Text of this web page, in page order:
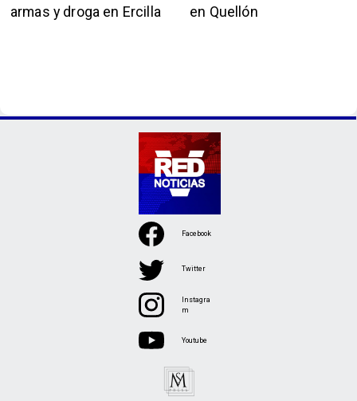
armas y droga en Ercilla
en Quellón
Facebook
Twitter
Instagra
m
Youtube